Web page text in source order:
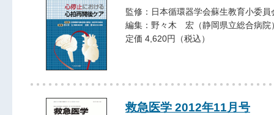
監修：日本循環器学会蘇生教育小委
編集：野々木 宏（静岡県立総合病院
定価 4,620円（税込）
救急医学 2012年11月号